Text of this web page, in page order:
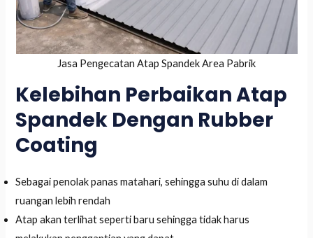
Jasa Pengecatan Atap Spandek Area Pabrik
Kelebihan Perbaikan Atap
Spandek Dengan Rubber
Coating
Sebagai penolak panas matahari, sehingga suhu di dalam
ruangan lebih rendah
Atap akan terlihat seperti baru sehingga tidak harus